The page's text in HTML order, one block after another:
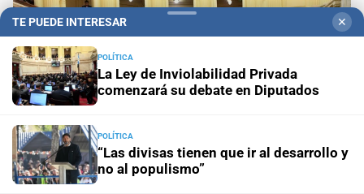
TE PUEDE INTERESAR ✕
POLÍTICA
La Ley de Inviolabilidad Privada
comenzará su debate en Diputados
POLÍTICA
“Las divisas tienen que ir al desarrollo y
no al populismo”